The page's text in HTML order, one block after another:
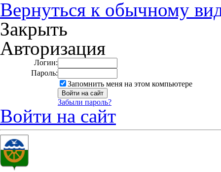
Вернуться к обычному
Закрыть
Авторизация
Логин:
Пароль:
Запомнить меня на этом компьютере
Забыли пароль?
Войти на сайт